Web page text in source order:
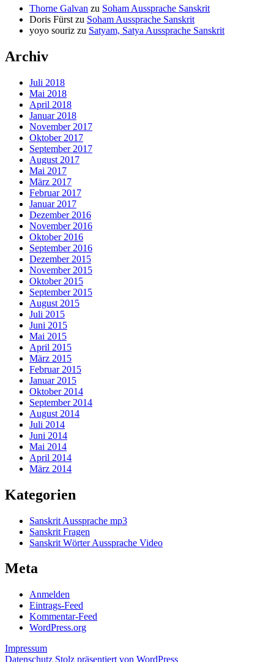
Thorne Galvan zu Soham Aussprache Sanskrit
Doris Fürst zu Soham Aussprache Sanskrit
yoyo souriz zu Satyam, Satya Aussprache Sanskrit
Archiv
Juli 2018
Mai 2018
April 2018
Januar 2018
November 2017
Oktober 2017
September 2017
August 2017
Mai 2017
März 2017
Februar 2017
Januar 2017
Dezember 2016
November 2016
Oktober 2016
September 2016
Dezember 2015
November 2015
Oktober 2015
September 2015
August 2015
Juli 2015
Juni 2015
Mai 2015
April 2015
März 2015
Februar 2015
Januar 2015
Oktober 2014
September 2014
August 2014
Juli 2014
Juni 2014
Mai 2014
April 2014
März 2014
Kategorien
Sanskrit Aussprache mp3
Sanskrit Fragen
Sanskrit Wörter Aussprache Video
Meta
Anmelden
Eintrags-Feed
Kommentar-Feed
WordPress.org
Impressum
Datenschutz Stolz präsentiert von WordPress